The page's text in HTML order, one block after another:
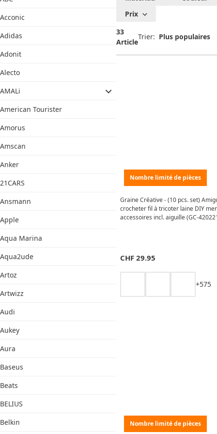
Acconic
Adidas
Adonit
Alecto
AMALi
American Tourister
Amorus
Amscan
Anker
21CARS
Ansmann
Apple
Aqua Marina
Aqua2ude
Artoz
Artwizz
Audi
Aukey
Aura
Baseus
Beats
BELIUS
Belkin
Créative
Prix
33
Article
Trier:
Nombre limité de pièces
Graine Créative - (10 pcs. set)
crocheter fil à tricoter laine DIY
accessoires incl. aiguille (GC-
CHF 29.95
+575
Nombre limité de pièces